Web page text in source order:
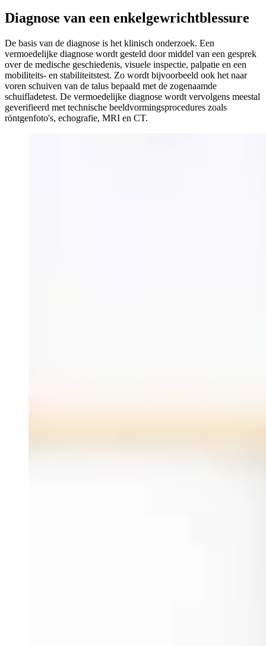
Diagnose van een enkelgewrichtblessure
De basis van de diagnose is het klinisch onderzoek. Een
vermoedelijke diagnose wordt gesteld door middel van een gesprek
over de medische geschiedenis, visuele inspectie, palpatie en een
mobiliteits- en stabiliteitstest. Zo wordt bijvoorbeeld ook het naar
voren schuiven van de talus bepaald met de zogenaamde
schuifladetest. De vermoedelijke diagnose wordt vervolgens meestal
geverifieerd met technische beeldvormingsprocedures zoals
röntgenfoto's, echografie, MRI en CT.